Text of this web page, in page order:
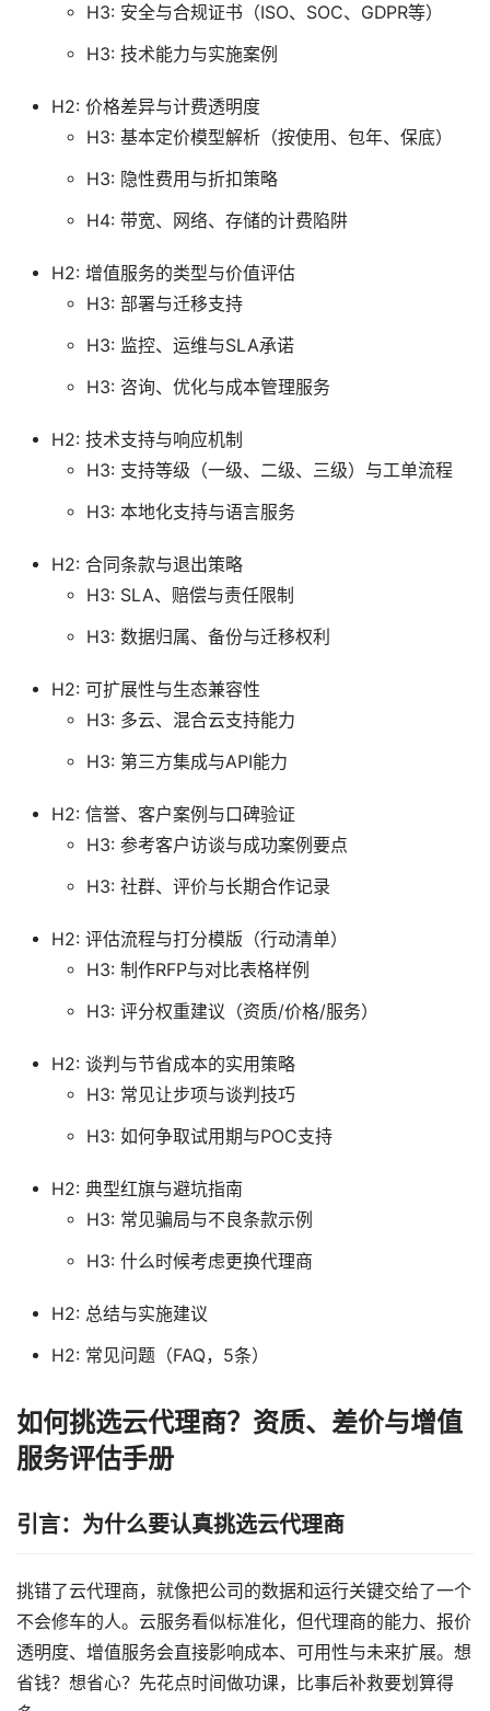
H3: 安全与合规证书（ISO、SOC、GDPR等）
H3: 技术能力与实施案例
H2: 价格差异与计费透明度
H3: 基本定价模型解析（按使用、包年、保底）
H3: 隐性费用与折扣策略
H4: 带宽、网络、存储的计费陷阱
H2: 增值服务的类型与价值评估
H3: 部署与迁移支持
H3: 监控、运维与SLA承诺
H3: 咨询、优化与成本管理服务
H2: 技术支持与响应机制
H3: 支持等级（一级、二级、三级）与工单流程
H3: 本地化支持与语言服务
H2: 合同条款与退出策略
H3: SLA、赔偿与责任限制
H3: 数据归属、备份与迁移权利
H2: 可扩展性与生态兼容性
H3: 多云、混合云支持能力
H3: 第三方集成与API能力
H2: 信誉、客户案例与口碑验证
H3: 参考客户访谈与成功案例要点
H3: 社群、评价与长期合作记录
H2: 评估流程与打分模版（行动清单）
H3: 制作RFP与对比表格样例
H3: 评分权重建议（资质/价格/服务）
H2: 谈判与节省成本的实用策略
H3: 常见让步项与谈判技巧
H3: 如何争取试用期与POC支持
H2: 典型红旗与避坑指南
H3: 常见骗局与不良条款示例
H3: 什么时候考虑更换代理商
H2: 总结与实施建议
H2: 常见问题（FAQ，5条）
如何挑选云代理商？资质、差价与增值
服务评估手册
引言：为什么要认真挑选云代理商
挑错了云代理商，就像把公司的数据和运行关键交给了一个
不会修车的人。云服务看似标准化，但代理商的能力、报价
透明度、增值服务会直接影响成本、可用性与未来扩展。想
省钱？想省心？先花点时间做功课，比事后补救要划算得